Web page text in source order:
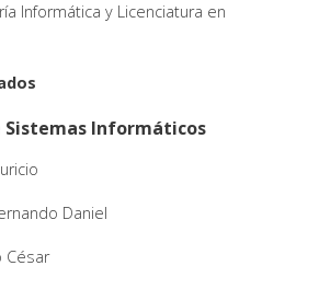
Informática y Licenciatura en
Sistemas Informáticos
Daniel
César